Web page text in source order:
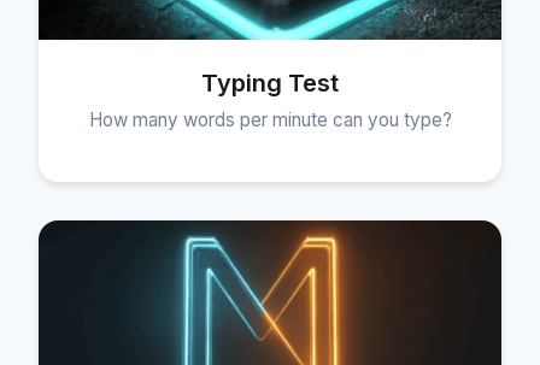
Typing Test
How many words per minute can you type?